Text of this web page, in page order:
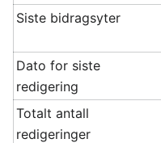
Siste bidragsyter
Dato for siste
redigering
Totalt antall
redigeringer